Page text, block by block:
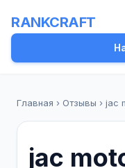
RANKCRAFT
Главная › Отзывы › jac
jac